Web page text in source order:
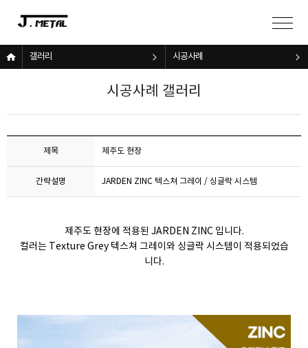
갤러리 시공사례
시공사례 갤러리
제목 제주도 현장
간략설명 JARDEN ZINC 텍스쳐 그레이 / 싱글락 시스템
제주도 현장에 적용된 JARDEN ZINC 입니다.
컬러는 Texture Grey 텍스쳐 그레이와 싱글락 시스템이 적용되었습
니다.